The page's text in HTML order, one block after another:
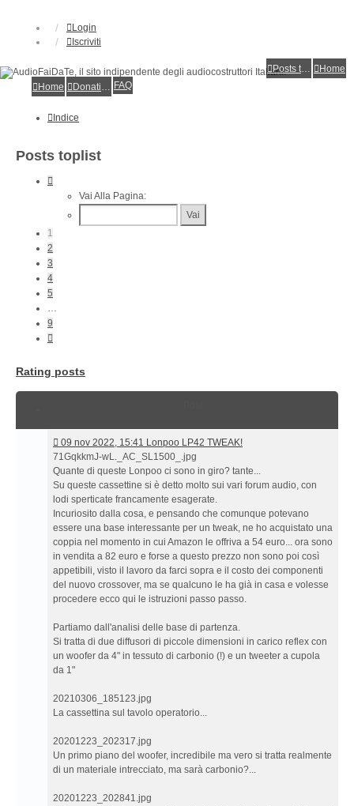
Login
Iscriviti
Posts toplist
Home
Home
Donations FAQ
Indice
Posts toplist
Vai Alla Pagina:
1
2
3
4
5
…
9
Rating posts
09
nov
2022,
15:41 Lonpoo
LP42
TWEAK!
09 nov 2022, 15:41 Lonpoo LP42 TWEAK!
71GqkkmJ-wL._AC_SL1500_.jpg
Quante di queste Lonpoo ci sono in giro? tante...
Su queste cassettine si è detto molto sui vari forum audio, con
lodi sperticate francamente esagerate.
Incuriosito dalla cosa, e pensando che comunque potevano
essere una base interessante per un tweak, ne ho acquistato una
coppia nel momento in cui Amazon le offriva a 54 euro... ora sono
in vendita a 82 euro e forse a questo prezzo non sono poi così
appetibili, visto il lavoro da farci sopra e il costo dei componenti
del nuovo crossover, ma se qualcuno le ha già in casa e volesse
procedere ecco qui le istruzioni passo passo.
Partiamo dall'analisi delle base di partenza.
Si tratta di due diffusori di piccole dimensioni in carico reflex con
un woofer da 4" in tessuto di carbonio (!) e un tweeter a cupola
da 1"
20210306_185123.jpg
La cassettina sul tavolo operatorio...
20201223_202317.jpg
Un primo piano del woofer, incredibile ma vero si tratta realmente
di un materiale intrecciato, ma sarà carbonio?...
20201223_202841.jpg